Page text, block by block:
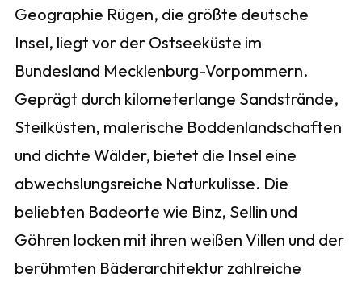
Geographie Rügen, die größte deutsche
Insel, liegt vor der Ostseeküste im
Bundesland Mecklenburg-Vorpommern.
Geprägt durch kilometerlange Sandstrände,
Steilküsten, malerische Boddenlandschaften
und dichte Wälder, bietet die Insel eine
abwechslungsreiche Naturkulisse. Die
beliebten Badeorte wie Binz, Sellin und
Göhren locken mit ihren weißen Villen und der
berühmten Bäderarchitektur zahlreiche